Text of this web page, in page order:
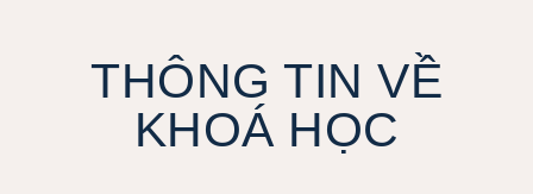
THÔNG TIN VỀ
KHOÁ HỌC